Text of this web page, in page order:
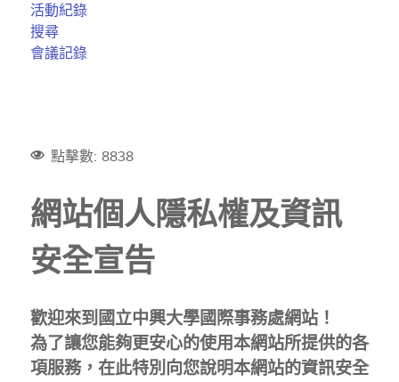
活動紀錄
搜尋
會議記錄
點擊數: 8838
網站個人隱私權及資訊
安全宣告
歡迎來到國立中興大學國際事務處網站！
為了讓您能夠更安心的使用本網站所提供的各
項服務，在此特別向您說明本網站的資訊安全